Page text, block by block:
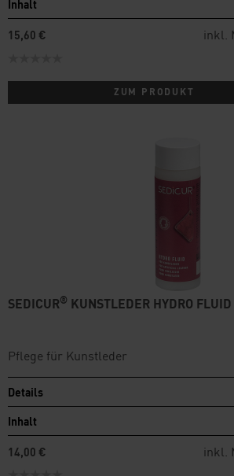
Inhalt
15,60 €
inkl.
ZUM PRODUKT
SEDICUR® KUNSTLEDER HYDRO FLUID
Pflege für Kunstleder
Details
Inhalt
14,00 €
inkl.